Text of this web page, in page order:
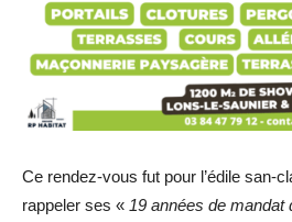
Ce rendez-vous fut pour l’édile san-
rappeler ses « 19 années de mandat